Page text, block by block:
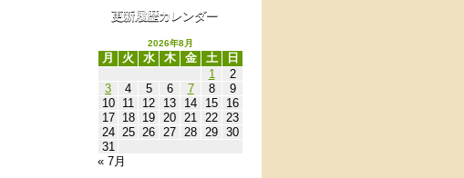
更新履歴カレンダー
2026年8月
月 火 水 木 金 土
日
1
2
3
4 5 6 7 8
9
10
11 12 13 14 15
16
17
18 19 20 21 22 23
24 25 26 27 28 29 30
31
« 7月